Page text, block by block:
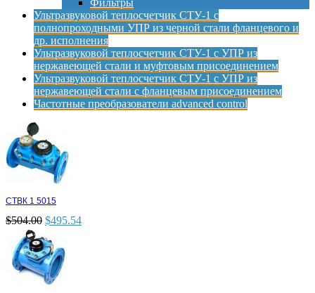
Фильтры
Ультразвуковой теплосчетчик СТУ-1 с
полнопроходными УПР из черной стали фланцевого и
др. исполнения
Ультразвуковой теплосчетчик СТУ-1 с УПР из
нержавеющей стали и муфтовым присоединением
Ультразвуковой теплосчетчик СТУ-1 с УПР из
нержавеющей стали с фланцевым присоединением
Частотные преобразователи advanced control
СТВК 1 5015
$504.00 $495.54